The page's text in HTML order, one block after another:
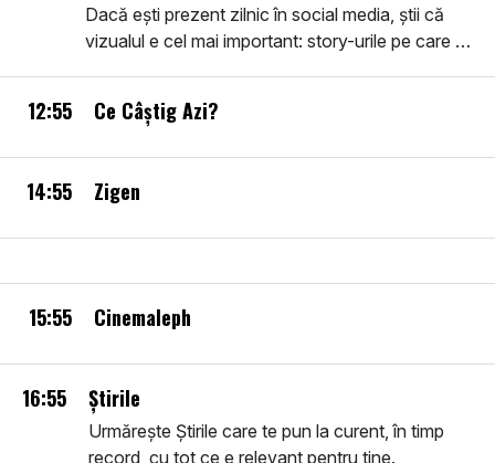
Dacă ești prezent zilnic în social media, știi că
vizualul e cel mai important: story-urile pe care le
ușor de urmărit. Intră în comunitatea smart: află
12:55 Ce Câștig Azi?
14:55 Zigen
15:55 Cinemaleph
16:55 Știrile
Urmărește Știrile care te pun la curent, în timp
record, cu tot ce e relevant pentru tine.